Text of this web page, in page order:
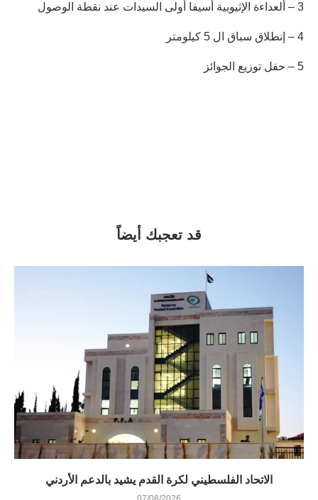
3 – ألعداءة الإثيوبية أسيفا أولى السيدات عند نقطة الوصول
4 – إنطلاق سباق ال 5 كيلومتر
5 – حفل توزيع الجوائز
قد تعجبك أيضاً
الاتحاد الفلسطيني لكرة القدم يشيد بالدعم الأردني